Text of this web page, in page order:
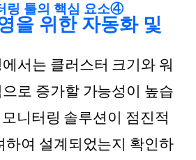
링 툴의 핵심 요소④
을 위한 자동화 및
서는 클러스터 크기와 워
로 증가할 가능성이 높습
니터링 솔루션이 점진적
하여 설계되었는지 확인하